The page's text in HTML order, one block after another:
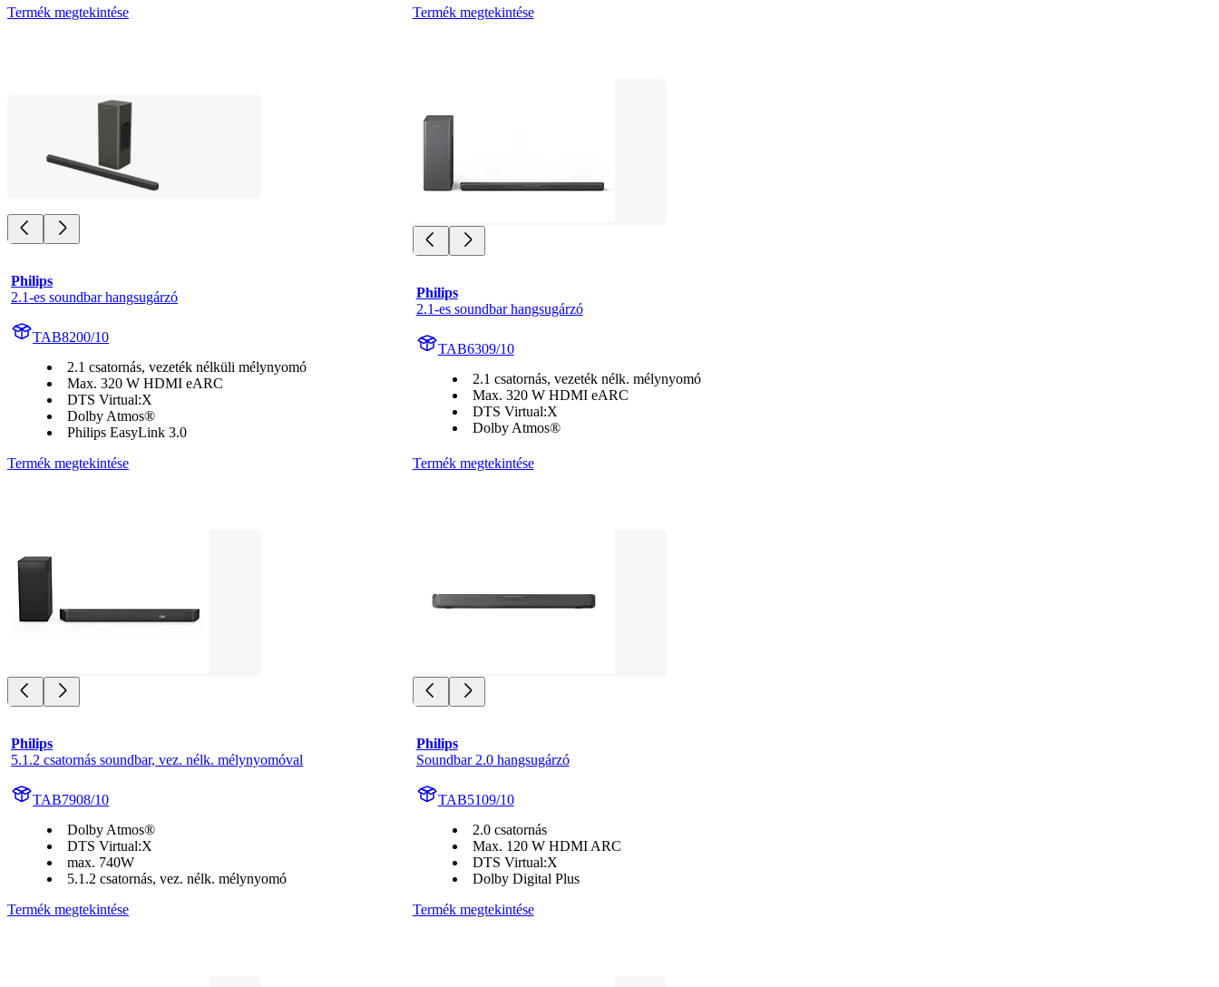
Termék megtekintése
Termék megtekintése
Philips
2.1-es soundbar hangsugárzó
TAB8200/10
2.1 csatornás, vezeték nélküli mélynyomó
Max. 320 W HDMI eARC
DTS Virtual:X
Dolby Atmos®
Philips EasyLink 3.0
Termék megtekintése
Philips
2.1-es soundbar hangsugárzó
TAB6309/10
2.1 csatornás, vezeték nélk. mélynyomó
Max. 320 W HDMI eARC
DTS Virtual:X
Dolby Atmos®
Termék megtekintése
Philips
5.1.2 csatornás soundbar, vez. nélk. mélynyomóval
TAB7908/10
Dolby Atmos®
DTS Virtual:X
max. 740W
5.1.2 csatornás, vez. nélk. mélynyomó
Termék megtekintése
Philips
Soundbar 2.0 hangsugárzó
TAB5109/10
2.0 csatornás
Max. 120 W HDMI ARC
DTS Virtual:X
Dolby Digital Plus
Termék megtekintése